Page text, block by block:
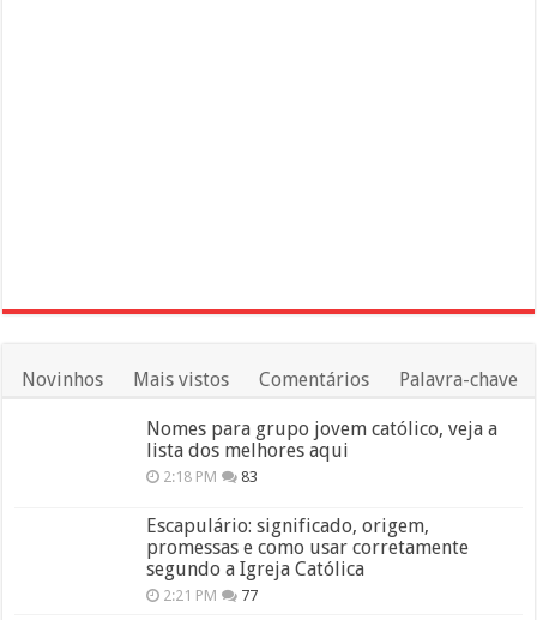
Novinhos Mais vistos Comentários Palavra-chave
Nomes para grupo jovem católico, veja a
lista dos melhores aqui
2:18 PM 83
Escapulário: significado, origem,
promessas e como usar corretamente
segundo a Igreja Católica
2:21 PM 77